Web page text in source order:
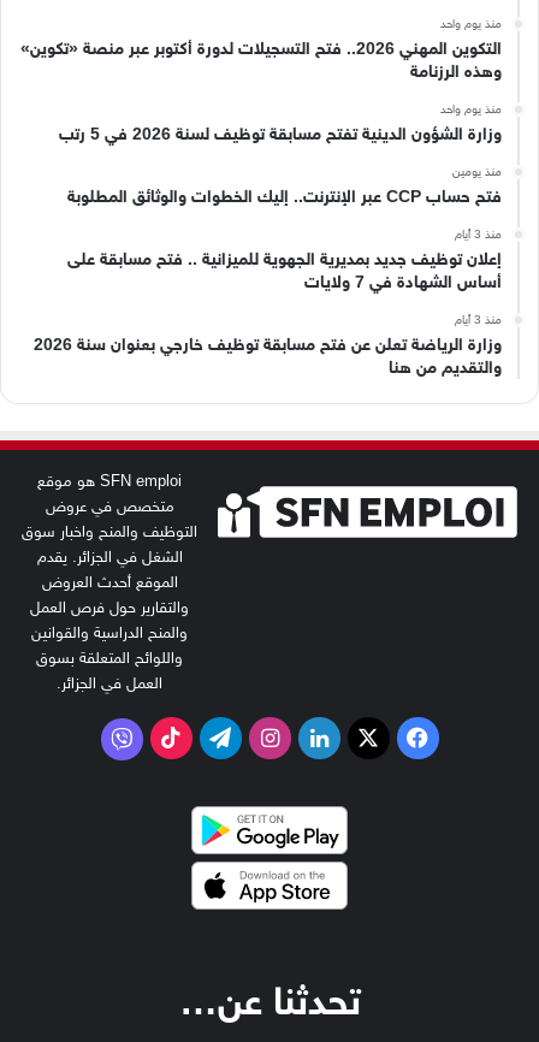
منذ يوم واحد
التكوين المهني 2026.. فتح التسجيلات لدورة أكتوبر عبر منصة «تكوين»
وهذه الرزنامة
منذ يوم واحد
وزارة الشؤون الدينية تفتح مسابقة توظيف لسنة 2026 في 5 رتب
منذ يومين
فتح حساب CCP عبر الإنترنت.. إليك الخطوات والوثائق المطلوبة
منذ 3 أيام
إعلان توظيف جديد بمديرية الجهوية للميزانية .. فتح مسابقة على
أساس الشهادة في 7 ولايات
منذ 3 أيام
وزارة الرياضة تعلن عن فتح مسابقة توظيف خارجي بعنوان سنة 2026
والتقديم من هنا
SFN emploi هو موقع
متخصص في عروض
التوظيف والمنح واخبار سوق
الشغل في الجزائر. يقدم
الموقع أحدث العروض
والتقارير حول فرص العمل
والمنح الدراسية والقوانين
واللوائح المتعلقة بسوق
العمل في الجزائر.
فيسبوك
‫X لينكدإنانستقرامتيلقرام‫TikTokفايبر
تحدثنا عن…